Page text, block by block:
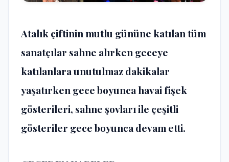
Atalık çiftinin mutlu gününe katılan tüm
sanatçılar sahne alırken geceye
katılanlara unutulmaz dakikalar
yaşatırken gece boyunca havai fişek
gösterileri, sahne şovları ile çeşitli
gösteriler gece boyunca devam etti.